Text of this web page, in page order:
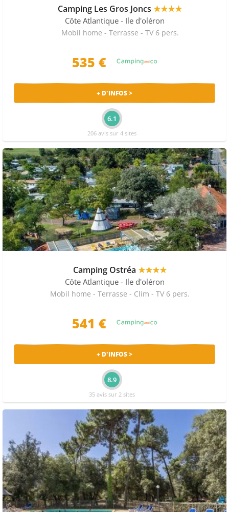
Camping Les Gros Joncs ★★★★
Côte Atlantique - Ile d'oléron
Mobil home - Terrasse - TV 6 pers.
535 €
+ D'INFOS >
6.1
206 avis sur 4 sites
Camping Ostréa ★★★★
Côte Atlantique - Ile d'oléron
Mobil home - Terrasse - Clim - TV 6 pers.
541 €
+ D'INFOS >
8.9
35 avis sur 2 sites